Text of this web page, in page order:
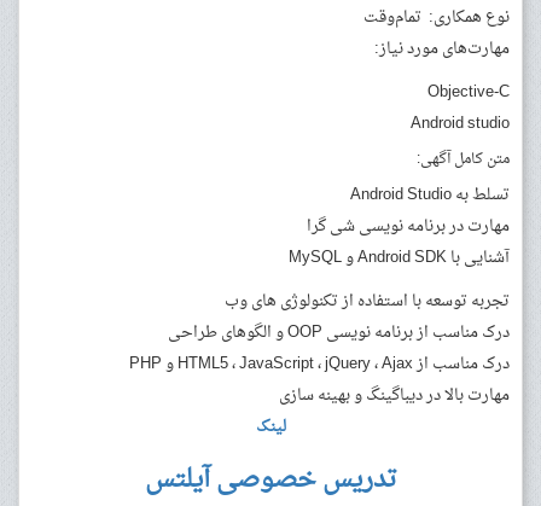
نوع همکاری: تمام‌وقت
مهارت‌های مورد نیاز:
Objective-C
Android studio
متن کامل آگهی:
تسلط به Android Studio
مهارت در برنامه نویسی شی گرا
آشنایی با Android SDK و MySQL
تجربه توسعه با استفاده از تکنولوژی های وب
درک مناسب از برنامه نویسی OOP و الگوهای طراحی
درک مناسب از HTML5 ، JavaScript ، jQuery ، Ajax و PHP
مهارت بالا در دیباگینگ و بهینه سازی
لینک
تدریس خصوصی آیلتس